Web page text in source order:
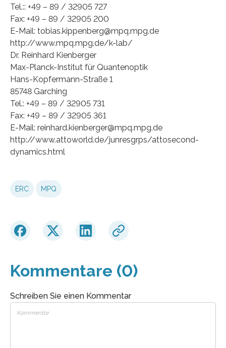
Tel.:: +49 – 89 / 32905 727
Fax: +49 – 89 / 32905 200
E-Mail: tobias.kippenberg@mpq.mpg.de
http://www.mpq.mpg.de/k-lab/
Dr. Reinhard Kienberger
Max-Planck-Institut für Quantenoptik
Hans-Kopfermann-Straße 1
85748 Garching
Tel.: +49 – 89 / 32905 731
Fax: +49 – 89 / 32905 361
E-Mail: reinhard.kienberger@mpq.mpg.de
http://www.attoworld.de/junresgrps/attosecond-
dynamics.html
ERC MPQ
Kommentare (0)
Schreiben Sie einen Kommentar